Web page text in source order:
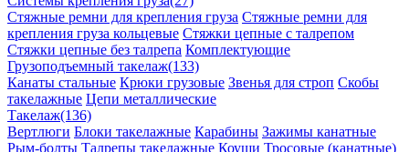
Стяжные ремни для крепления груза Стяжные ремни для
крепления груза кольцевые Стяжки цепные с талрепом
Стяжки цепные без талрепа Комплектующие
Грузоподъемный такелаж(133)
Канаты стальные Крюки грузовые Звенья для строп Скобы
такелажные Цепи металлические
Такелаж(136)
Вертлюги Блоки такелажные Карабины Зажимы канатные
Рым-болты Талрепы такелажные Коуши Тросовые (канатные)